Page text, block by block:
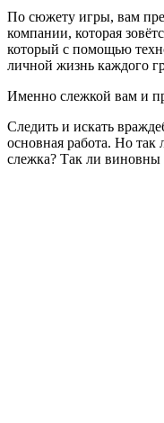
По сюжету игры, вам
компании, которая
который с помощью
личной жизнь каждого
Именно слежкой вам и
Следить и искать
основная работа. Но так
слежка? Так ли виновны